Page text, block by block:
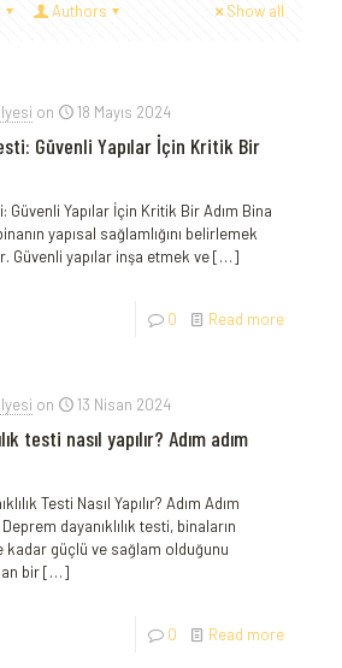
Authors Show all
on 18 Mayıs 2024
Güvenli Yapılar İçin Kritik Bir
Güvenli ‍Yapılar İçin ‍Kritik Bir Adım Bina
yapısal sağlamlığını belirlemek
Güvenli yapılar inşa etmek ve[…]
0 Read more
on 13 Nisan 2024
testi nasıl yapılır? Adım adım
Testi Nasıl Yapılır? Adım Adım
dayanıklılık testi, binaların
kadar güçlü ve sağlam olduğunu
bir[…]
0 Read more